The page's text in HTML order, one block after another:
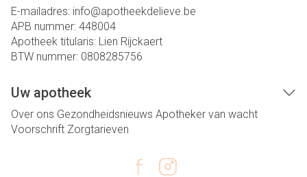
E-mailadres: info@apotheekdelieve.be
APB nummer: 448004
Apotheek titularis: Lien Rijckaert
BTW nummer: 0808285756
Uw apotheek
Over ons Gezondheidsnieuws Apotheker van wacht
Voorschrift Zorgtarieven